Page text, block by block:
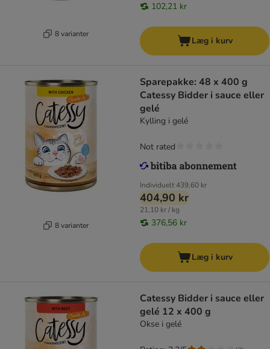
8 varianter
102,21 kr
Læg i kurv
8 varianter
Sparepakke: 48 x 400 g
Catessy Bidder i sauce eller
gelé
Kylling i gelé
Individuelt439,60 kr
404,90 kr
21,10 kr / kg
376,56 kr
Not rated
Læg i kurv
Catessy Bidder i sauce eller
gelé 12 x 400 g
Okse i gelé